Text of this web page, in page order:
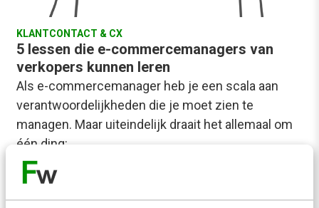
KLANTCONTACT & CX
5 lessen die e-commercemanagers van
verkopers kunnen leren
Als e-commercemanager heb je een scala aan
verantwoordelijkheden die je moet zien te
managen. Maar uiteindelijk draait het allemaal om
één ding:…
Peter Abrahamse